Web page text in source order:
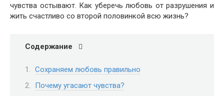
чувства остывают. Как уберечь любовь от разрушения и
жить счастливо со второй половинкой всю жизнь?
Содержание
Сохраняем любовь правильно
Почему угасают чувства?